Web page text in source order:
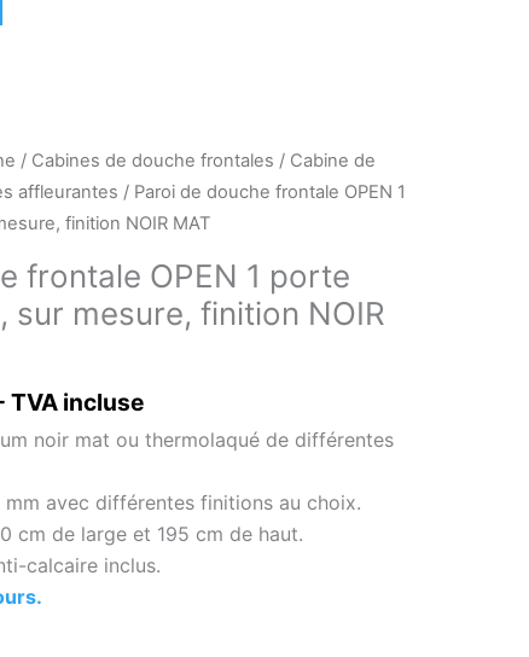
/ Cabines de douche frontales / Cabine de
affleurantes / Paroi de douche frontale OPEN 1
finition NOIR MAT
frontale OPEN 1 porte
sur mesure, finition NOIR
TVA incluse
noir mat ou thermolaqué de différentes
avec différentes finitions au choix.
cm de large et 195 cm de haut.
calcaire inclus.